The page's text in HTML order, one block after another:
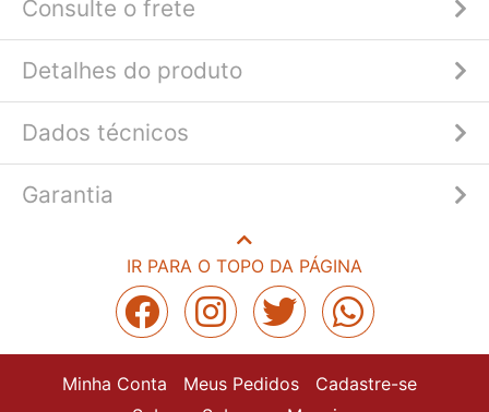
Consulte o frete
Detalhes do produto
Dados técnicos
Garantia
IR PARA O TOPO DA PÁGINA
Minha Conta Meus Pedidos
Cadastre-se